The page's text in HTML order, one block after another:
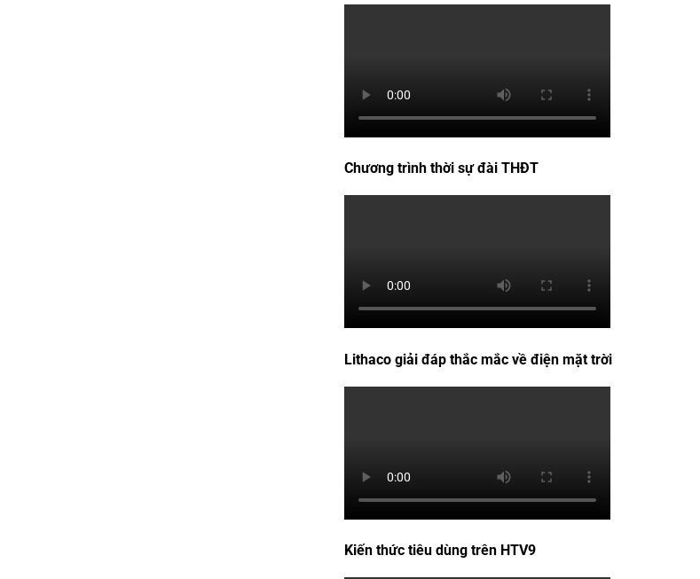
Chương trình thời sự đài THĐT
Lithaco giải đáp thắc mắc về điện mặt trời
Kiến thức tiêu dùng trên HTV9